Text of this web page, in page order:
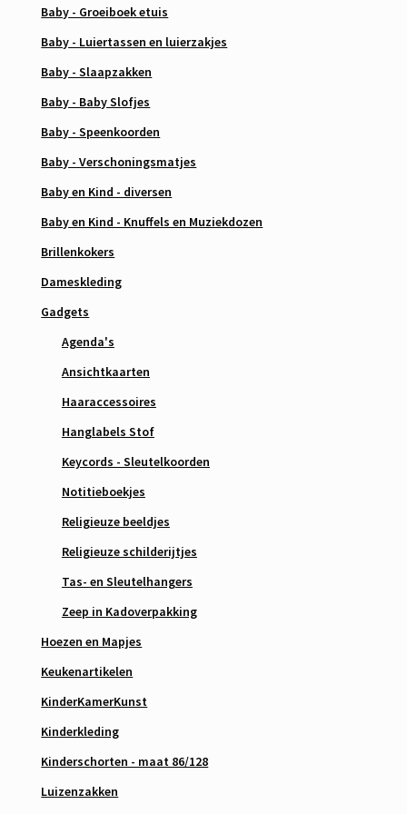
Baby - Groeiboek etuis
Baby - Luiertassen en luierzakjes
Baby - Slaapzakken
Baby - Baby Slofjes
Baby - Speenkoorden
Baby - Verschoningsmatjes
Baby en Kind - diversen
Baby en Kind - Knuffels en Muziekdozen
Brillenkokers
Dameskleding
Gadgets
Agenda's
Ansichtkaarten
Haaraccessoires
Hanglabels Stof
Keycords - Sleutelkoorden
Notitieboekjes
Religieuze beeldjes
Religieuze schilderijtjes
Tas- en Sleutelhangers
Zeep in Kadoverpakking
Hoezen en Mapjes
Keukenartikelen
KinderKamerKunst
Kinderkleding
Kinderschorten - maat 86/128
Luizenzakken